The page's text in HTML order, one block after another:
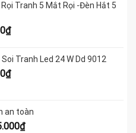
Tranh 5 Mắt Rọi -Đèn Hắt 5
₫Giá
tại
là:
595.000₫.
Tranh Led 24 W Dd 9012
₫Giá
là:
365.000₫.
an toàn
₫Giá